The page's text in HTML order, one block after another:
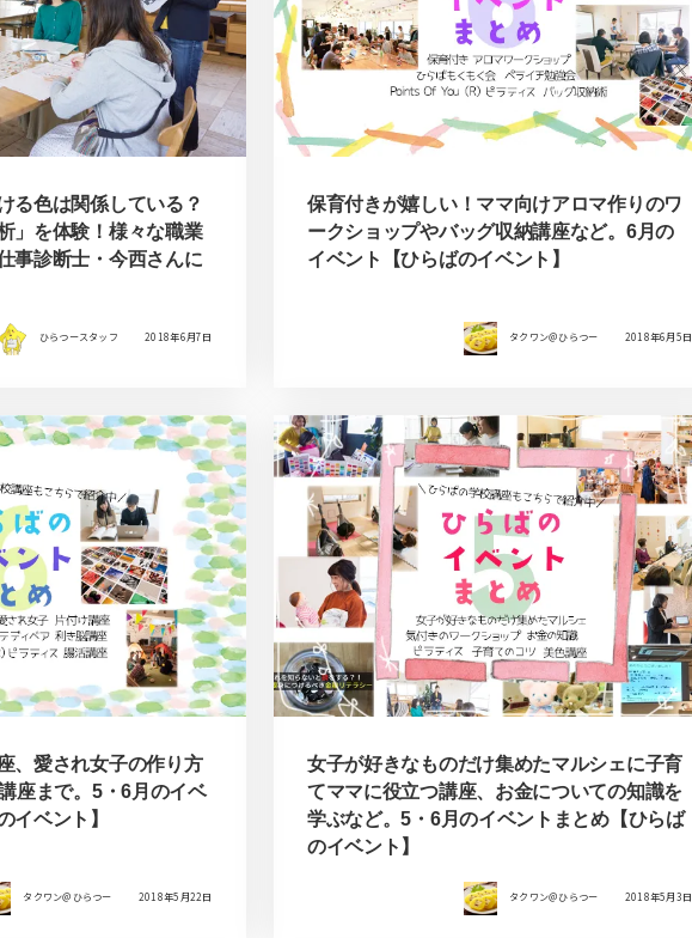
る色は関係している？
」を体験！様々な職業
事診断士・今西さんに
ひらつースタッフ 2018年6月7日
保育付きが嬉しい！ママ向けアロマ作りのワ
ークショップやバッグ収納講座など。6月の
イベント【ひらばのイベント】
タクワン＠ひらつー 2018年6月5日
、愛され女子の作り方
座まで。5・6月のイベ
イベント】
タクワン＠ひらつー 2018年5月22日
女子が好きなものだけ集めたマルシェに子育
てママに役立つ講座、お金についての知識を
学ぶなど。5・6月のイベントまとめ【ひらば
のイベント】
タクワン＠ひらつー 2018年5月3日